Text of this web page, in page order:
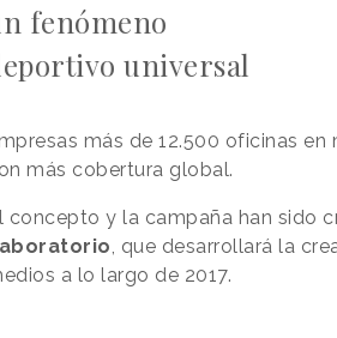
fenómeno
universal
más de 12.500 oficinas
más cobertura global.
concepto y la campaña han sido
, que desarrollará la
a lo largo de 2017.